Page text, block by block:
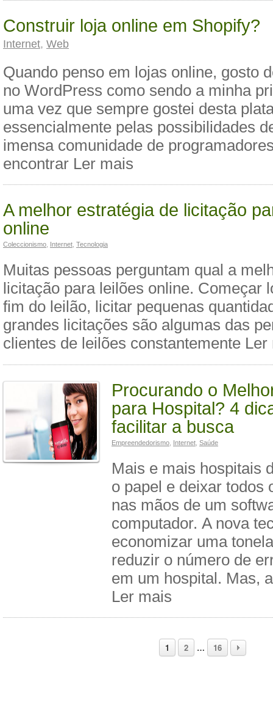
Construir loja online em Shopify?
Internet, Web
Quando penso em lojas online, gosto
no WordPress como sendo a minha
uma vez que sempre gostei desta
essencialmente pelas possibilidades
imensa comunidade de
encontrar Ler mais
A melhor estratégia de licitação
online
Coleccionismo Internet Tecnologia
Muitas pessoas perguntam qual a
licitação para leilões online. Começar
fim do leilão, licitar pequenas
grandes licitações são algumas das
clientes de leilões constantemente Ler
Procurando o
para Hospital? 4
facilitar a busca
Empreendedorismo Internet Saúde
Mais e mais hospitais
o papel e deixar todos
nas mãos de um
computador. A nova
economizar uma
reduzir o número de
em um hospital. Mas,
Ler mais
1 2 … 16